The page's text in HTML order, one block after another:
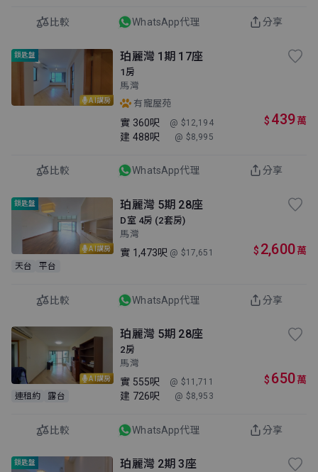
比較 WhatsApp代理 分享
AI講房
鎖匙盤 珀麗灣 1期 17座
1房
馬灣
有寵屋苑
實 360呎 @ $12,194
建 488呎 @ $8,995
$ 439萬
比較 WhatsApp代理 分享
AI講房
鎖匙盤
天台 平台
珀麗灣 5期 28座
D室 4房 (2套房)
馬灣
實 1,473呎 @ $17,651 $ 2,600萬
比較 WhatsApp代理 分享
AI講房
連租約 露台
珀麗灣 5期 28座
2房
馬灣
實 555呎 @ $11,711
建 726呎 @ $8,953
$ 650萬
比較 WhatsApp代理 分享
鎖匙盤 珀麗灣 2期 3座